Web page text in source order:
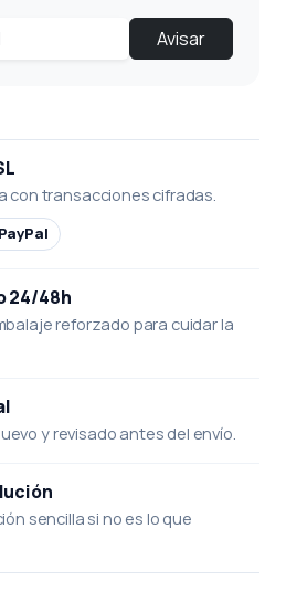
Avisar
con transacciones cifradas.
24/48h
reforzado para cuidar la
y revisado antes del envío.
sencilla si no es lo que